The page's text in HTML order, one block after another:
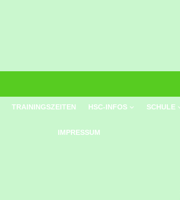
TRAININGSZEITEN HSC-INFOS SCHULE
IMPRESSUM